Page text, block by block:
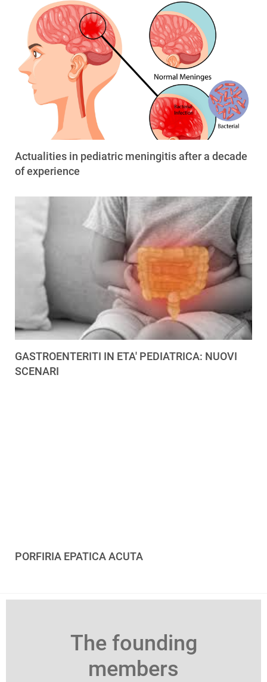
Actualities in pediatric meningitis after a decade
of experience
GASTROENTERITI IN ETA' PEDIATRICA: NUOVI
SCENARI
PORFIRIA EPATICA ACUTA
The founding
members